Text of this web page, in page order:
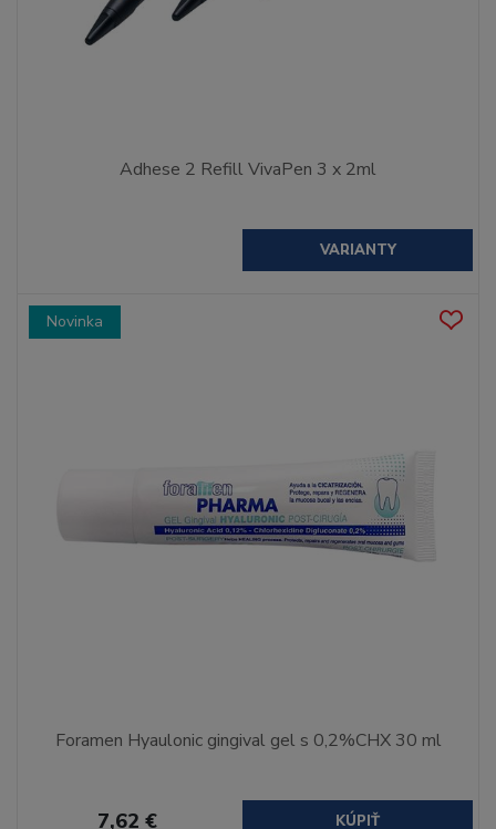
Adhese 2 Refill VivaPen 3 x 2ml
VARIANTY
Novinka
Foramen Hyaulonic gingival gel s 0,2%CHX 30 ml
7,62 € KÚPIŤ